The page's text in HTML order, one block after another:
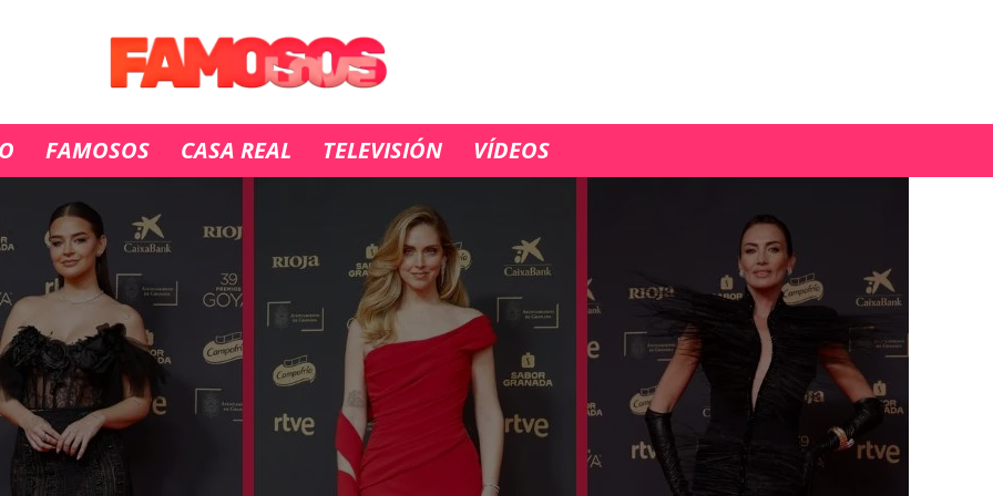
FAMOSOS CASA REAL TELEVISIÓN VÍDEOS